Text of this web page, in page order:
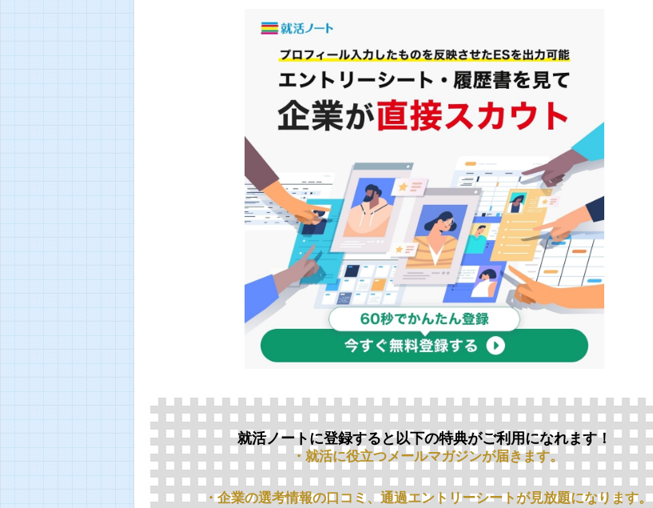
就活ノートに登録すると以下の特典がご利用になれます！
・就活に役立つメールマガジンが届きます。
・企業の選考情報の口コミ、通過エントリーシートが見放題になります。